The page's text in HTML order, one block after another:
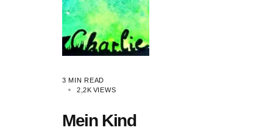
3 MIN READ
2,2K VIEWS
Mein Kind